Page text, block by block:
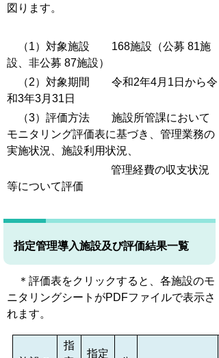
図ります。
（1）対象施設 168施設（公募 81施
設、非公募 87施設）
（2）対象期間 令和2年4月1日から令
和3年3月31日
（3）評価方法 施設所管課において
モニタリング評価表に基づき、管理業務の
実施状況、施設利用状況、
管理経費の収支状況
等について評価
指定管理導入施設及び評価結果一覧
＊評価表をクリックすると、各施設のモ
ニタリングシートがPDFファイルで表示さ
れます。
指
指定